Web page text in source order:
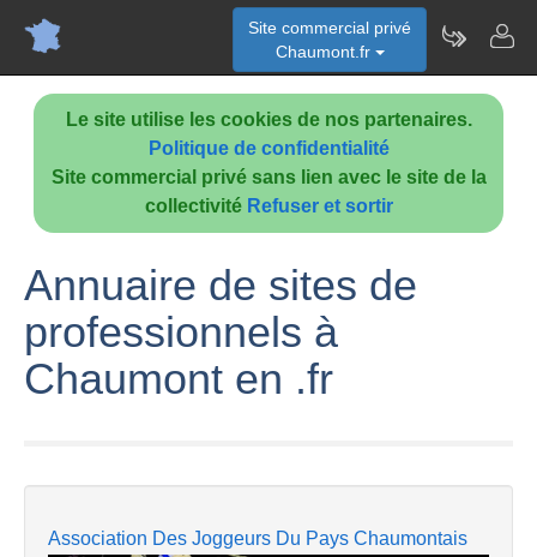
Le site utilise les cookies de nos partenaires.
Politique de confidentialité
Site commercial privé sans lien avec le site de la
collectivité Refuser et sortir
Site commercial privé
Chaumont.fr
Annuaire de sites de
professionnels à
Chaumont en .fr
Association Des Joggeurs Du Pays Chaumontais